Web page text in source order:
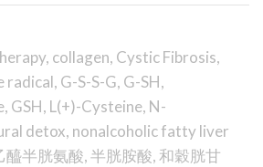
, collagen, Cystic Fibrosis,
radical, G-S-S-G, G-SH,
, GSH, L(+)-Cysteine, N-
detox, nonalcoholic fatty liver
醯半胱氨酸,半胱胺酸,和穀胱甘